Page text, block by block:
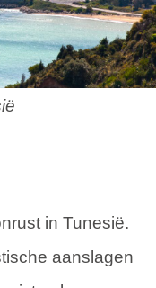
in Tunesië.
aanslagen